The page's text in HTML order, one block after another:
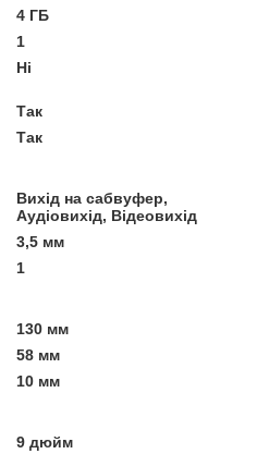
4 ГБ
1
Ні
Так
Так
Вихід на сабвуфер,
Аудіовихід, Відеовихід
3,5 мм
1
130 мм
58 мм
10 мм
9 дюйм